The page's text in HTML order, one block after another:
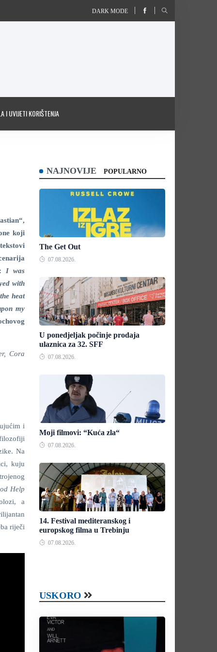
DARK MODE
I UVIJETI KORIŠTENJA
koji
I was
with
heat
my
Cora
i
Na
kuju
Help
a
riječi
NAJNOVIJE POPULARNO
The Get Out
07.08.2026.
U ponedjeljak počinje prodaja
ulaznica za 32. SFF
07.08.2026.
Moji filmovi: “Kuća zla“
07.08.2026.
14. Festival mediteranskog i
europskog filma u Trebinju
07.08.2026.
USKORO